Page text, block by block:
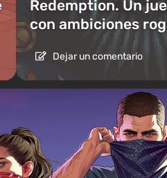
Redemption. Un
con ambiciones
Dejar un comentario